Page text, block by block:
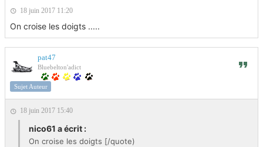
18 juin 2017 11:20
On croise les doigts .....
pat47
Bluebelton'adict
Sujet Auteur
18 juin 2017 15:40
nico61 a écrit :
On croise les doigts [/quote)